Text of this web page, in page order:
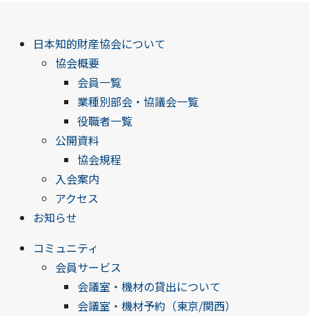
日本知的財産協会について
協会概要
会員一覧
業種別部会・協議会一覧
役職者一覧
公開資料
協会規程
入会案内
アクセス
お知らせ
コミュニティ
会員サービス
会議室・機材の貸出について
会議室・機材予約（東京/関西）